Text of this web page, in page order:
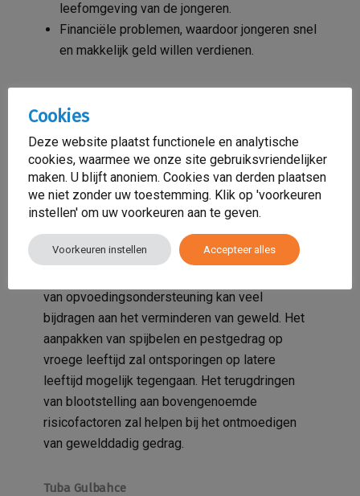
leefomgeving van de jongeren.
Financiële problemen, waardoor jongeren snel
en makkelijk geld willen verdienen.
volwassen rolmodellen. Hierbij is het essentieel
dat voor deze jongeren meer perspectieven
aangeboden wordt en dat met verschillende
activiteiten hun behoefte om zichzelf te
bewijzen in positieve banen geleid kan worden.
Hulpverleners kunnen jongeren verder helpen
van opvoedingsondersteuning kan veel
bijdragen aan het verminderen van geweld. Het
aanpakken van spijbelen en pestgedrag op
vroege leeftijd zal ontsporingen op latere
leeftijd mogelijk tegengaan. Het terugdringen
van blootstelling aan bovengenoemde
risicofactoren zal helpen bij het ontmoedigen
van gewelddadig gedrag.
Tuba Gulbahce
Cookies
Deze website plaatst functionele en analytische
cookies, waarmee we onze site gebruiksvriendelijker
maken. U blijft anoniem. Cookies van derden plaatsen
we niet zonder uw toestemming. Klik op 'voorkeuren
instellen' om uw voorkeuren aan te geven.
Voorkeuren instellen Accepteer alles